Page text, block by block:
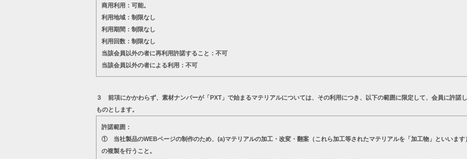
商用利用：可能。
利用地域：制限なし
利用期間：制限なし
利用回数：制限なし
当該会員以外の者に再利用許諾すること：不可
当該会員以外の者による利用：不可
３ 前項にかかわらず、素材ナンバーが「PXT」で始まるマテリアルについては、その利用につき、以下の範囲に限定して、会員に許諾
ものとします。
許諾範囲：
① 当社製品のWEBページの制作のため、(a)マテリアルの加工・改変・翻案（これら加工等されたマテリアルを「加工物」といいます
の複製を行うこと。